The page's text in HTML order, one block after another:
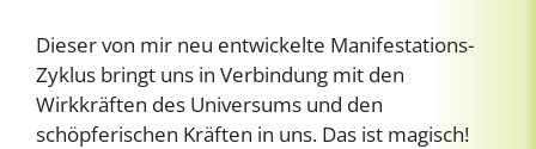
Dieser von mir neu entwickelte Manifestations-
Zyklus bringt uns in Verbindung mit den
Wirkkräften des Universums und den
schöpferischen Kräften in uns. Das ist magisch!